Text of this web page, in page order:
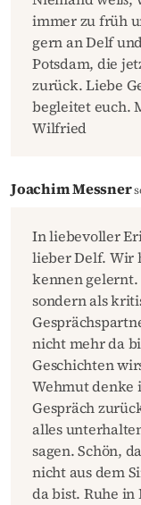
immer zu früh
gern an Delf
Potsdam, die
zurück. Liebe
begleitet euch.
Wilfried
Joachim Messner
In liebevoller
lieber Delf. Wir
kennen
sondern als
nicht mehr da
Geschichten
Wehmut denke
Gespräch
alles
sagen. Schön,
nicht aus dem
da bist. Ruhe in